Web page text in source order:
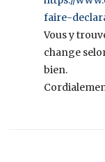
faire-
Vous y
change
bien.